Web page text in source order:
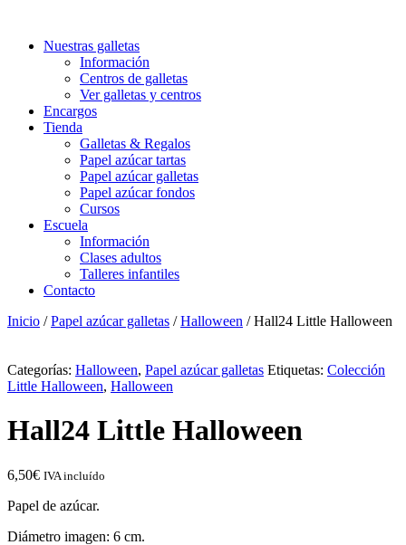
Nuestras galletas
Información
Centros de galletas
Ver galletas y centros
Encargos
Tienda
Galletas & Regalos
Papel azúcar tartas
Papel azúcar galletas
Papel azúcar fondos
Cursos
Escuela
Información
Clases adultos
Talleres infantiles
Contacto
Inicio /Papel azúcar galletas /Halloween / Hall24 Little Halloween
Categorías: Halloween, Papel azúcar galletas Etiquetas: Colección
Little Halloween, Halloween
Hall24 Little Halloween
6,50€ IVA incluído
Papel de azúcar.
Diámetro imagen: 6 cm.